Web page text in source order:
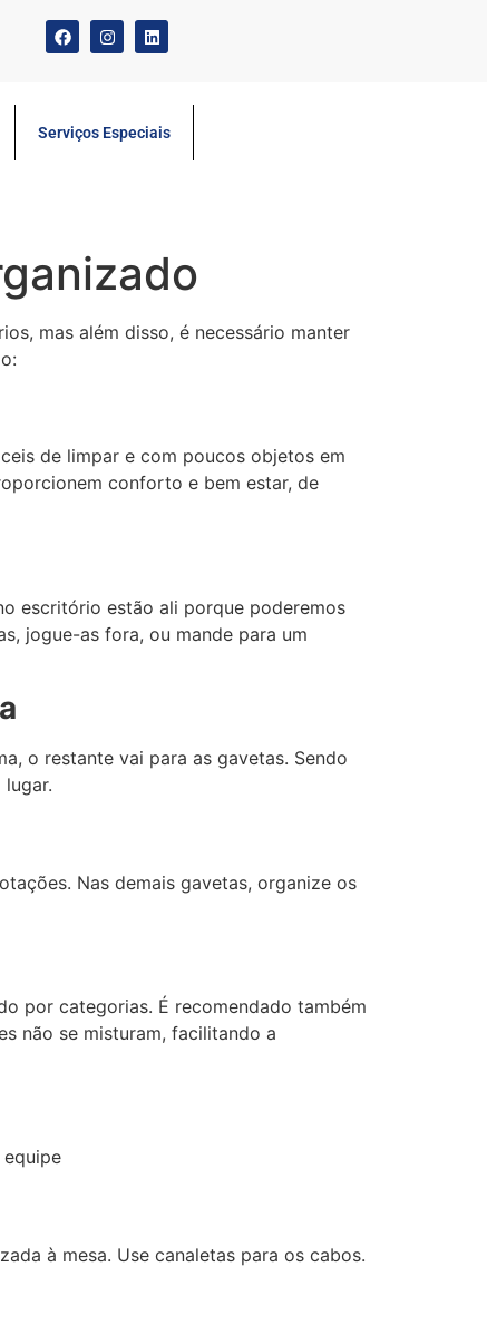
Serviços Especiais
mas além disso, é necessário manter
de limpar e com poucos objetos em
conforto e bem estar, de
escritório estão ali porque poderemos
jogue-as fora, ou mande para um
o restante vai para as gavetas. Sendo
Nas demais gavetas, organize os
por categorias. É recomendado também
não se misturam, facilitando a
à mesa. Use canaletas para os cabos.